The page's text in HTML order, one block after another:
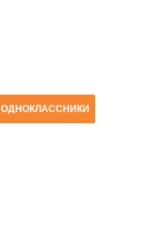
ОДНОКЛАССНИКИ